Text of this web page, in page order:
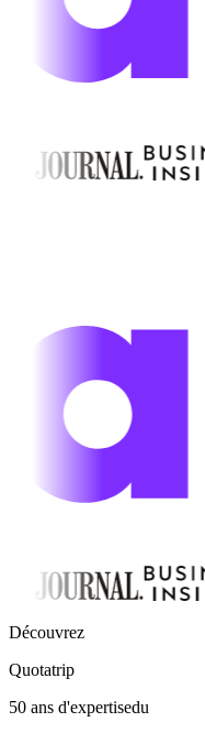
Découvrez
Quotatrip
50 ans d'expertisedu